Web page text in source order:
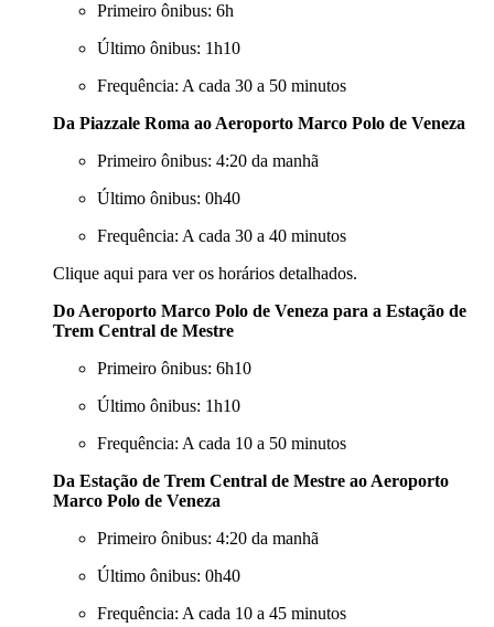
Primeiro ônibus: 6h
Último ônibus: 1h10
Frequência: A cada 30 a 50 minutos
Da Piazzale Roma ao Aeroporto Marco Polo de Veneza
Primeiro ônibus: 4:20 da manhã
Último ônibus: 0h40
Frequência: A cada 30 a 40 minutos
Clique aqui para ver os horários detalhados.
Do Aeroporto Marco Polo de Veneza para a Estação de
Trem Central de Mestre
Primeiro ônibus: 6h10
Último ônibus: 1h10
Frequência: A cada 10 a 50 minutos
Da Estação de Trem Central de Mestre ao Aeroporto
Marco Polo de Veneza
Primeiro ônibus: 4:20 da manhã
Último ônibus: 0h40
Frequência: A cada 10 a 45 minutos